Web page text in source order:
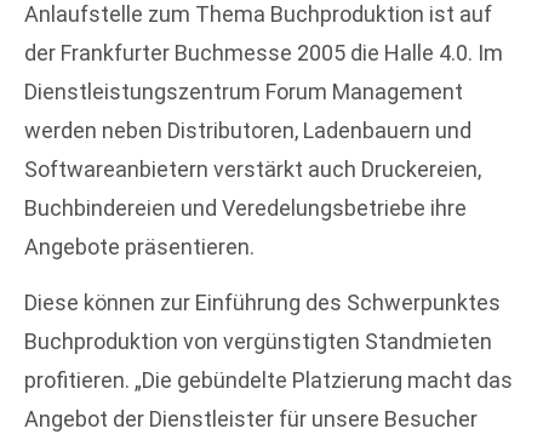
Anlaufstelle zum Thema Buchproduktion ist auf
der Frankfurter Buchmesse 2005 die Halle 4.0. Im
Dienstleistungszentrum Forum Management
werden neben Distributoren, Ladenbauern und
Softwareanbietern verstärkt auch Druckereien,
Buchbindereien und Veredelungsbetriebe ihre
Angebote präsentieren.
Diese können zur Einführung des Schwerpunktes
Buchproduktion von vergünstigten Standmieten
profitieren. „Die gebündelte Platzierung macht das
Angebot der Dienstleister für unsere Besucher